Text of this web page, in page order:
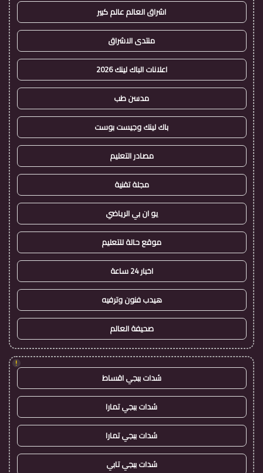
اشراق العالم عالم كبير
منتدى الاشراق
اعلانات الباك لينك 2026
مدسن طب
باك لينك وجيست بوست
مصادر التعليم
مجلة تقنية
يو ان بي الرياضي
موقع حالة للتعليم
اخبار 24 ساعة
هيدب فنون وترفيه
صحيفة العالم
!
شدات ببجي اقساط
شدات ببجي تمارا
شدات ببجي تمارا
شدات ببجي تابي